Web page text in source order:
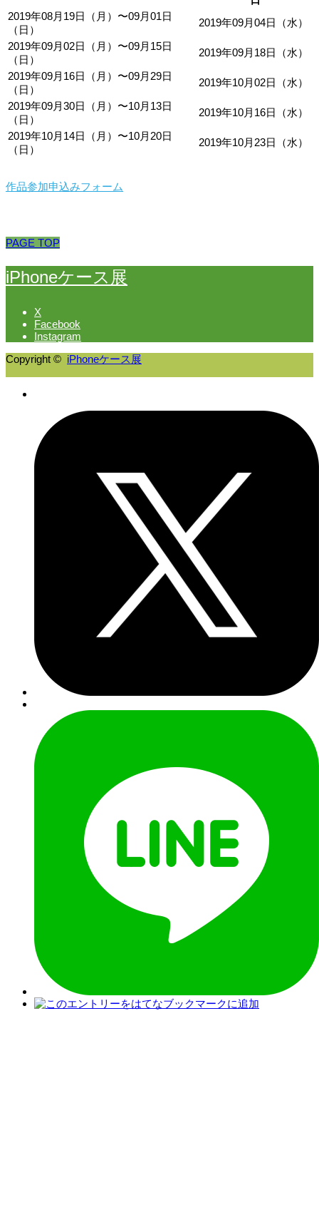
2019年08月19日（月）〜09月01日
（日）
2019年09月04日（水）
2019年09月02日（月）〜09月15日
（日）
2019年09月18日（水）
2019年09月16日（月）〜09月29日
（日）
2019年10月02日（水）
2019年09月30日（月）〜10月13日
（日）
2019年10月16日（水）
2019年10月14日（月）〜10月20日
（日）
2019年10月23日（水）
作品参加申込みフォーム
PAGE TOP
iPhoneケース展
X
Facebook
Instagram
Copyright © iPhoneケース展